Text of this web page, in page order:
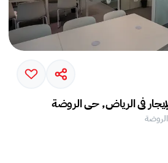
في الرياض, حي الروضة